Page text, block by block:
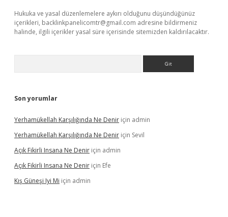
Hukuka ve yasal düzenlemelere aykırı olduğunu düşündüğünüz
içerikleri, backlinkpanelicomtr@gmail.com adresine bildirmeniz
halinde, ilgili içerikler yasal süre içerisinde sitemizden kaldırılacaktır.
Son yorumlar
Yerhamükellah Karşılığında Ne Denir için admin
Yerhamükellah Karşılığında Ne Denir için Sevil
Açık Fikirli Insana Ne Denir için admin
Açık Fikirli Insana Ne Denir için Efe
Kış Güneşi Iyi Mi için admin